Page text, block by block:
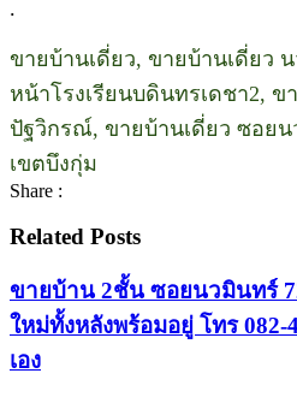
.
ขายบ้านเดี่ยว, ขายบ้านเดี่ยว
หน้าโรงเรียนบดินทรเดชา2, ข
ปัฐวิกรณ์, ขายบ้านเดี่ยว ซอยน
เขตบึงกุ่ม
Share :
Related Posts
ขายบ้าน 2ชั้น ซอยนวมินทร์
ใหม่ทั้งหลังพร้อมอยู่ โทร 082-
เอง